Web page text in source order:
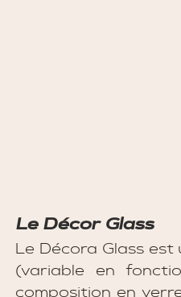
Le Décor Glass
Le Décora Glass est
(variable en
composition en